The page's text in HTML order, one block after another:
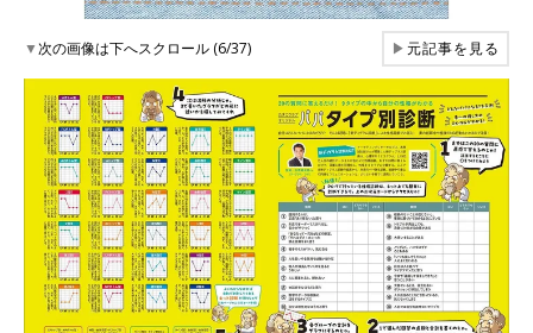
▼次の画像は下へスクロール (6/37) ▶元記事を見る